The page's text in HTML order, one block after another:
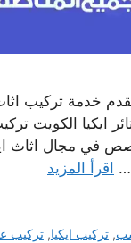
خدمة تركيب
ايكيا الكويت
في مجال اثاث
… اقرأ المزيد
,تركيب ايكيا,تركيب